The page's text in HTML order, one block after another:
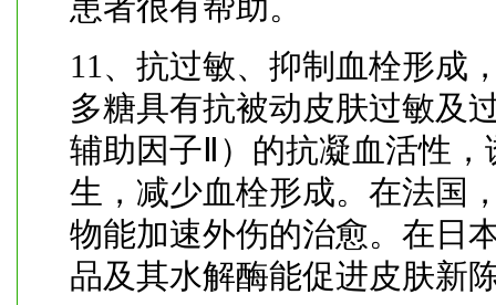
11、抗过敏、抑制血栓形成
多糖具有抗被动皮肤过敏及
辅助因子Ⅱ）的抗凝血活性
生，减少血栓形成。在法国
物能加速外伤的治愈。在日
品及其水解酶能促进皮肤新